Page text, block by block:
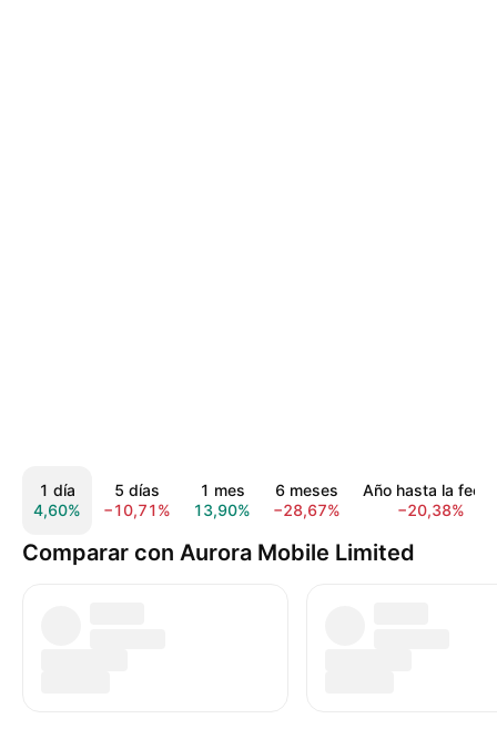
1 día
4,60%
5 días
−10,71%
1 mes
13,90%
6 meses
−28,67%
Año hasta la
−20,38%
Comparar con Aurora Mobile Limited